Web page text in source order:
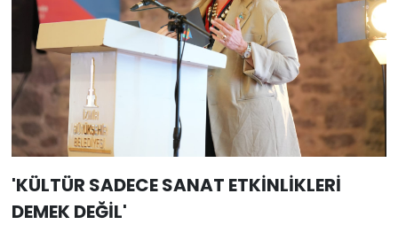
'KÜLTÜR SADECE SANAT ETKİNLİKLERİ
DEMEK DEĞİL'